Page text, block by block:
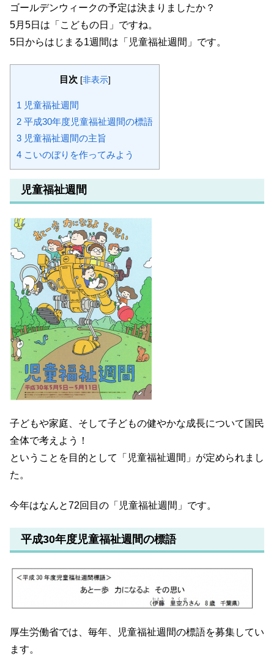
ゴールデンウィークの予定は決まりましたか？
5月5日は「こどもの日」ですね。
5日からはじまる1週間は「児童福祉週間」です。
目次 [非表示]
1 児童福祉週間
2 平成30年度児童福祉週間の標語
3 児童福祉週間の主旨
4 こいのぼりを作ってみよう
児童福祉週間
子どもや家庭、そして子どもの健やかな成長について国民
全体で考えよう！
ということを目的として「児童福祉週間」が定められまし
た。
今年はなんと72回目の「児童福祉週間」です。
平成30年度児童福祉週間の標語
厚生労働省では、毎年、児童福祉週間の標語を募集してい
ます。